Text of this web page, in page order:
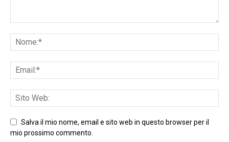
Salva il mio nome, email e sito web in questo browser per il
mio prossimo commento.